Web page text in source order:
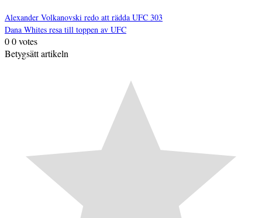
Inläggsnavigering
Alexander Volkanovski redo att rädda UFC 303
Dana Whites resa till toppen av UFC
00votes
Betygsätt artikeln